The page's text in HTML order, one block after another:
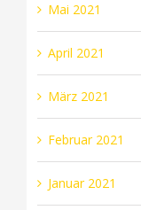
Mai 2021
April 2021
März 2021
Februar 2021
Januar 2021